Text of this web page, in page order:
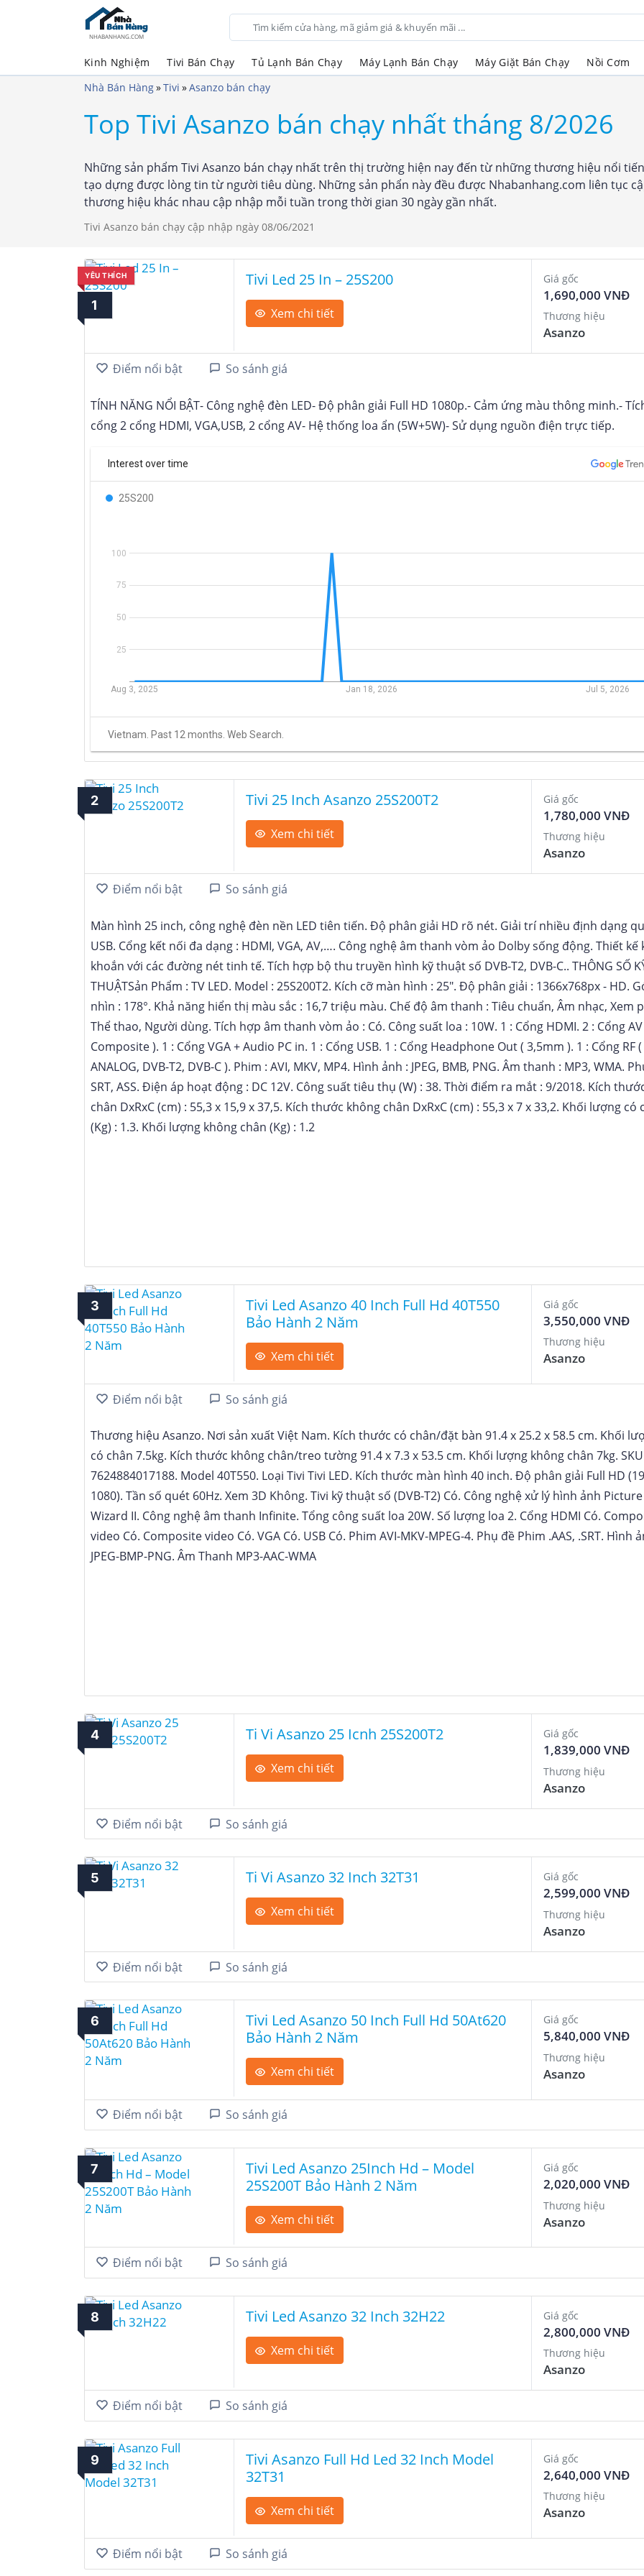
NHABANHANG.COM
Kinh Nghiệm Tivi Bán Chạy Tủ Lạnh Bán Chạy Máy Lạnh Bán Chạy Máy Giặt Bán Chạy Nồi Cơm
Nhà Bán Hàng»Tivi »Asanzo bán chạy
Top Tivi Asanzo bán chạy nhất tháng 8/2026
Những sản phẩm Tivi Asanzo bán chạy nhất trên thị trường hiện nay đến từ những thương hiệu nổi
tạo dựng được lòng tin từ người tiêu dùng. Những sản phẩn này đều được Nhabanhang.com liên tục
thương hiệu khác nhau cập nhập mỗi tuần trong thời gian 30 ngày gần nhất.
Tivi Asanzo bán chạy cập nhập ngày 08/06/2021
YÊU THÍCH
1
Tivi Led 25 In – 25S200
Xem chi tiết
Giá gốc
1,690,000 VNĐ
Thương hiệu
Asanzo
Điểm nổi bật So sánh giá
TÍNH NĂNG NỔI BẬT- Công nghệ đèn LED- Độ phân giải Full HD 1080p.- Cảm ứng màu thông minh.-
cổng 2 cổng HDMI, VGA,USB, 2 cổng AV- Hệ thống loa ẩn (5W+5W)- Sử dụng nguồn điện trực tiếp.
2 Tivi 25 Inch Asanzo 25S200T2
Xem chi tiết
Giá gốc
1,780,000 VNĐ
Thương hiệu
Asanzo
Điểm nổi bật So sánh giá
Màn hình 25 inch, công nghệ đèn nền LED tiên tiến Độ phân giải HD rõ nét Giải trí nhiều định dạng
USB Cổng kết nối đa dạng : HDMI, VGA, AV,… Công nghệ âm thanh vòm ảo Dolby sống động Thiết kế
khoắn với các đường nét tinh tế Tích hợp bộ thu truyền hình kỹ thuật số DVB-T2, DVB-C. THÔNG SỐ
THUẬTSản Phẩm : TV LED Model : 25S200T2 Kích cỡ màn hình : 25" Độ phân giải : 1366x768px - HD
nhìn : 178° Khả năng hiển thị màu sắc : 16,7 triệu màu Chế độ âm thanh : Tiêu chuẩn, Âm nhạc, Xem
Thể thao, Người dùng Tích hợp âm thanh vòm ảo : Có Công suất loa : 10W 1 : Cổng HDMI 2 : Cổng
Composite ) 1 : Cổng VGA + Audio PC in 1 : Cổng USB 1 : Cổng Headphone Out ( 3,5mm ) 1 : Cổng RF (
ANALOG, DVB-T2, DVB-C ) Phim : AVI, MKV, MP4 Hình ảnh : JPEG, BMB, PNG Âm thanh : MP3, WMA
SRT, ASS Điện áp hoạt động : DC 12V Công suất tiêu thụ (W) : 38 Thời điểm ra mắt : 9/2018 Kích
chân DxRxC (cm) : 55,3 x 15,9 x 37,5 Kích thước không chân DxRxC (cm) : 55,3 x 7 x 33,2 Khối lượng có
(Kg) : 1.3 Khối lượng không chân (Kg) : 1.2
3
Tivi Led Asanzo 40 Inch Full Hd 40T550
Bảo Hành 2 Năm
Xem chi tiết
Giá gốc
3,550,000 VNĐ
Thương hiệu
Asanzo
Điểm nổi bật So sánh giá
Thương hiệu Asanzo Nơi sản xuất Việt Nam Kích thước có chân/đặt bàn 91.4 x 25.2 x 58.5 cm Khối
có chân 7.5kg Kích thước không chân/treo tường 91.4 x 7.3 x 53.5 cm Khối lượng không chân 7kg SKU
7624884017188 Model 40T550 Loại Tivi Tivi LED Kích thước màn hình 40 inch Độ phân giải Full HD
1080) Tần số quét 60Hz Xem 3D Không Tivi kỹ thuật số (DVB-T2) Có Công nghệ xử lý hình ảnh Picture
Wizard II Công nghệ âm thanh Infinite Tổng công suất loa 20W Số lượng loa 2 Cổng HDMI Có
video Có Composite video Có VGA Có USB Có Phim AVI-MKV-MPEG-4 Phụ đề Phim .AAS, .SRT Hình
JPEG-BMP-PNG Âm Thanh MP3-AAC-WMA
4 Ti Vi Asanzo 25 Icnh 25S200T2
Xem chi tiết
Giá gốc
1,839,000 VNĐ
Thương hiệu
Asanzo
Điểm nổi bật So sánh giá
5 Ti Vi Asanzo 32 Inch 32T31
Xem chi tiết
Giá gốc
2,599,000 VNĐ
Thương hiệu
Asanzo
Điểm nổi bật So sánh giá
6
Tivi Led Asanzo 50 Inch Full Hd 50At620
Bảo Hành 2 Năm
Xem chi tiết
Giá gốc
5,840,000 VNĐ
Thương hiệu
Asanzo
Điểm nổi bật So sánh giá
7
Tivi Led Asanzo 25Inch Hd – Model
25S200T Bảo Hành 2 Năm
Xem chi tiết
Giá gốc
2,020,000 VNĐ
Thương hiệu
Asanzo
Điểm nổi bật So sánh giá
8 Tivi Led Asanzo 32 Inch 32H22
Xem chi tiết
Giá gốc
2,800,000 VNĐ
Thương hiệu
Asanzo
Điểm nổi bật So sánh giá
9
Tivi Asanzo Full Hd Led 32 Inch Model
32T31
Xem chi tiết
Giá gốc
2,640,000 VNĐ
Thương hiệu
Asanzo
Điểm nổi bật So sánh giá